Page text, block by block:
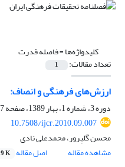
کلیدواژه‌ها =فاصله قدرت
تعداد مقالات: 1
ارزش‌های فرهنگی و انصاف:
دوره 3، شماره 1، بهار 1389، صفحه
10.7508/ijcr.2010.09.007
محسن گلپرور، محمدعلی نادی
مشاهده مقاله
اصل مقاله K